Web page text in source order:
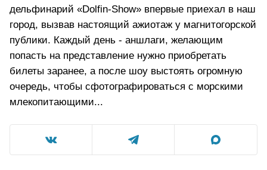
дельфинарий «Dolfin-Show» впервые приехал в наш
город, вызвав настоящий ажиотаж у магнитогорской
публики. Каждый день - аншлаги, желающим
попасть на представление нужно приобретать
билеты заранее, а после шоу выстоять огромную
очередь, чтобы сфотографироваться с морскими
млекопитающими...